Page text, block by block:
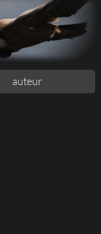
auteur